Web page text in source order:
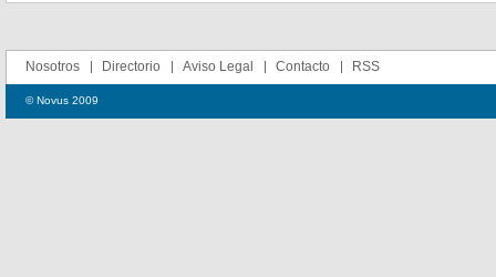
Nosotros Directorio Aviso Legal Contacto RSS
© Novus 2009